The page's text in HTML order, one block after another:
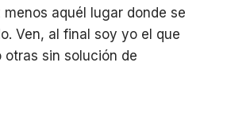
aquél lugar donde se
Ven, al final soy yo el que
sin solución de